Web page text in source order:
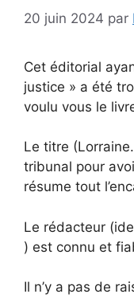
20 juin 2024 par
Cet éditorial
justice » a été
voulu vous le
Le titre
tribunal pour
résume tout
Le rédacteur
) est connu et
Il n’y a pas de